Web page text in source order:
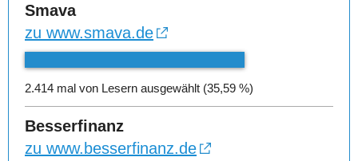
Smava
zu www.smava.de
2.414 mal von Lesern ausgewählt (35,59 %)
Besserfinanz
zu www.besserfinanz.de